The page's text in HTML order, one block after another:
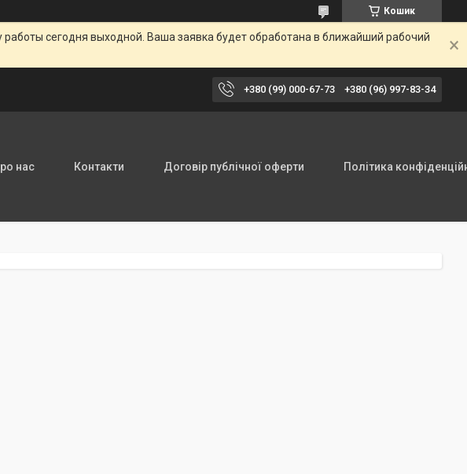
Кошик
сегодня выходной. Ваша заявка будет обработана в ближайший рабочий
+380 (99) 000-67-73 +380 (96) 997-83-34
нас Контакти Договір публічної оферти Політика